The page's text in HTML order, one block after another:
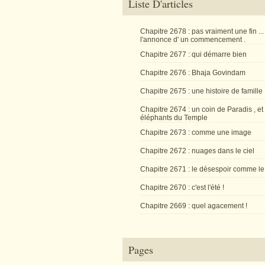
Liste D'articles
Chapitre 2678 : pas vraiment une fin ...
l'annonce d' un commencement .
Chapitre 2677 : qui démarre bien
Chapitre 2676 : Bhaja Govindam
Chapitre 2675 : une histoire de famille
Chapitre 2674 : un coin de Paradis , et
éléphants du Temple
Chapitre 2673 : comme une image
Chapitre 2672 : nuages dans le ciel
Chapitre 2671 : le désespoir comme
Chapitre 2670 : c'est l'été !
Chapitre 2669 : quel agacement !
Pages